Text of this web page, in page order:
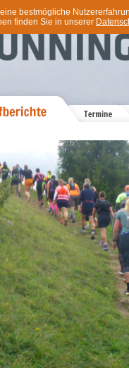
bestmögliche
finden Sie in unserer